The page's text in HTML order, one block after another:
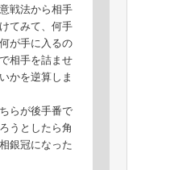
戦法から相手
てみて、何手
が手に入るの
相手を詰ませ
かを逆算しま
らが後手番で
うとしたら角
銀冠になった